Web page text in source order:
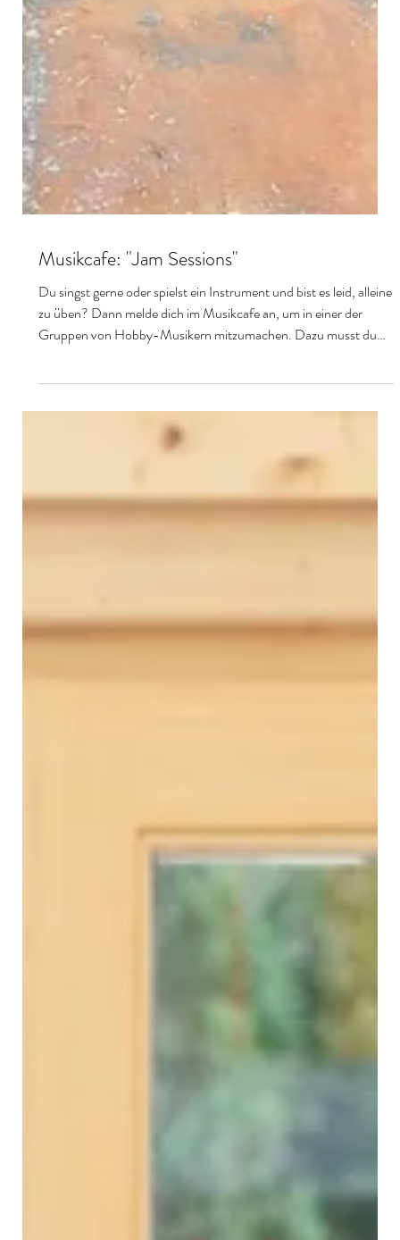
Musikcafe: "Jam Sessions"
Du singst gerne oder spielst ein Instrument und bist es leid, alleine
zu üben? Dann melde dich im Musikcafe an, um in einer der
Gruppen von Hobby-Musikern mitzumachen. Dazu musst du
nicht perfekt sein. Sobald du Noten lesen kannst und ein leichtes
bis mittleres Niveau erreicht hast, kannst du dabei sein als Sänger,
Gitarrist, Pianist, Drummer, Bass etc. Hier ein Beispiel